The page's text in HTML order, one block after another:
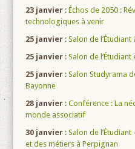
23 janvier :Échos de 2050 :
technologiques à venir
25 janvier :Salon de l’Étudiant
25 janvier :Salon de l’Étudiant
25 janvier :Salon Studyrama
Bayonne
28 janvier :Conférence : La
monde associatif
30 janvier :Salon de
et des métiers à Perpignan